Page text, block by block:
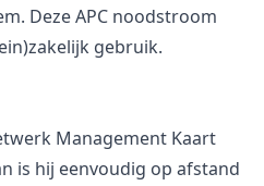
Deze APC noodstroom
gebruik.
Management Kaart
is hij eenvoudig op afstand